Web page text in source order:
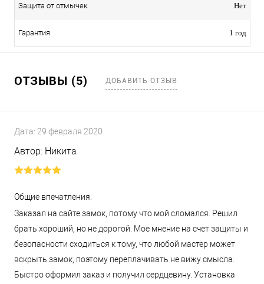
Защита от отмычек Нет
Гарантия 1 год
ОТЗЫВЫ (5) ДОБАВИТЬ ОТЗЫВ
Дата: 29 февраля 2020
Автор: Никита
Общие впечатления:
Заказал на сайте замок, потому что мой сломался. Решил
брать хороший, но не дорогой. Мое мнение на счет защиты и
безопасности сходиться к тому, что любой мастер может
вскрыть замок, поэтому переплачивать не вижу смысла.
Быстро оформил заказ и получил сердцевину. Установка